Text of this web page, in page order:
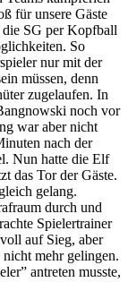
für unsere Gäste
SG per Kopfball
So
nur mit der
müssen, denn
zugelaufen. In
noch vor
war aber nicht
nach der
Nun hatte die Elf
das Tor der Gäste.
gelang.
durch und
Spielertrainer
auf Sieg, aber
mehr gelingen.
antreten musste,